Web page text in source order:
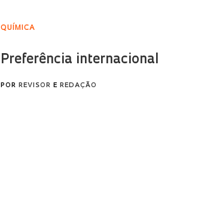
QUÍMICA
Preferência internacional
POR REVISOR E REDAÇÃO